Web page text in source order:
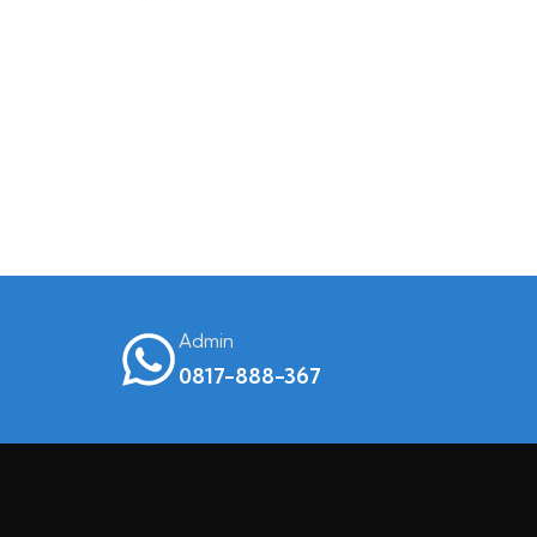
Admin
0817-888-367